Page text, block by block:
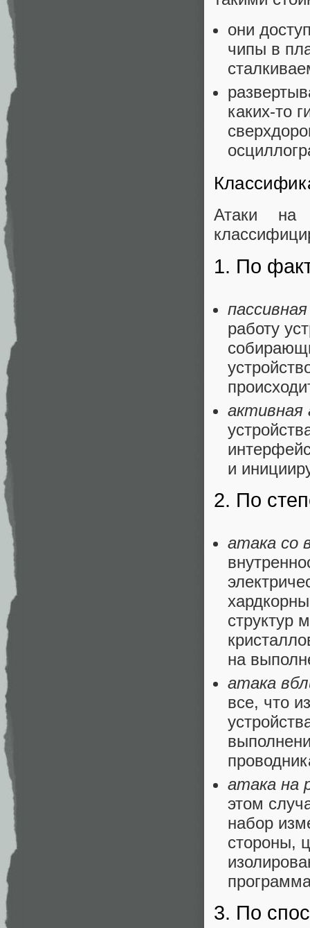
они
чипы в
каких-то
Атаки на
1. По
работу
активная
и
2. По
атака со
структур
на
атака
все, что
атака на
этом
набор
стороны,
3. По